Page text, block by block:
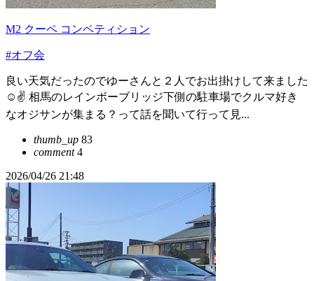
M2 クーペ コンペティション
#オフ会
良い天気だったのでゆーさんと２人でお出掛けして来ました
☺️✌️ 相馬のレインボーブリッジ下側の駐車場でクルマ好き
なオジサンが集まる？って話を聞いて行って見...
thumb_up 83
comment4
2026/04/26 21:48